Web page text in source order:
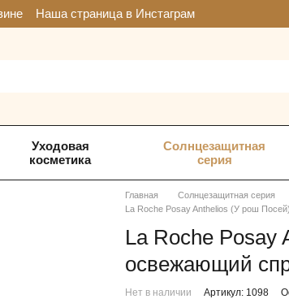
Наша страница в Инстаграм
Уходовая
косметика
Солнцезащитная
серия
Главная Солнцезащитная серия
La Roche Posay Anthelios (У рош
La Roche
освежающий
Нет в наличии Артикул: 1098